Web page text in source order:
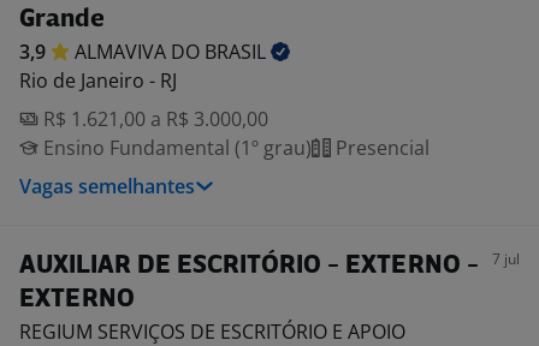
Grande
3,9 ALMAVIVA DO BRASIL
Rio de Janeiro - RJ
R$ 1.621,00 a R$ 3.000,00
Ensino Fundamental (1º grau)
Presencial
Vagas semelhantes
AUXILIAR DE ESCRITÓRIO - EXTERNO -
EXTERNO
7 jul
REGIUM SERVIÇOS DE ESCRITÓRIO E APOIO